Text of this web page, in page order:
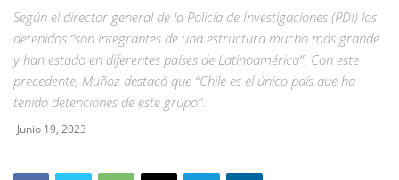
Según el director general de la Policía de Investigaciones (PDI) los
detenidos “son integrantes de una estructura mucho más grande
y han estado en diferentes países de Latinoamérica”. Con este
precedente, Muñoz destacó que “Chile es el único país que ha
tenido detenciones de este grupo”.
Junio 19, 2023